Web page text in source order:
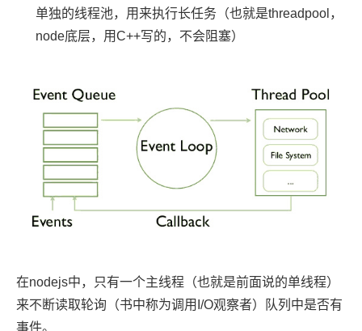
单独的线程池，用来执行长任务（也就是threadpool，
node底层，用C++写的，不会阻塞）
在nodejs中，只有一个主线程（也就是前面说的单线程）
来不断读取轮询（书中称为调用I/O观察者）队列中是否有
事件。